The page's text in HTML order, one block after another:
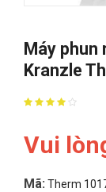
Máy phun
Kranzle
Vui
Mã: Therm